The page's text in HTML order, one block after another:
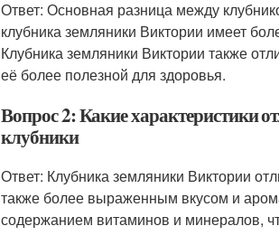
Ответ: Основная разница между
клубника земляники Виктории имеет
Клубника земляники Виктории также
её более полезной для здоровья.
Вопрос 2: Какие характеристики
клубники
Ответ: Клубника земляники Виктории
также более выраженным вкусом и
содержанием витаминов и минералов,